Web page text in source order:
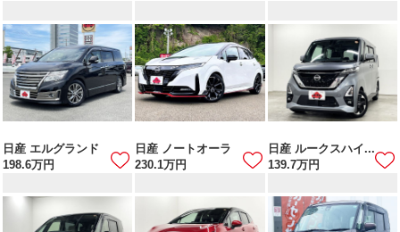
日産 エルグランド
198.6万円
日産 ノートオーラ
230.1万円
日産 ルークスハイ...
139.7万円